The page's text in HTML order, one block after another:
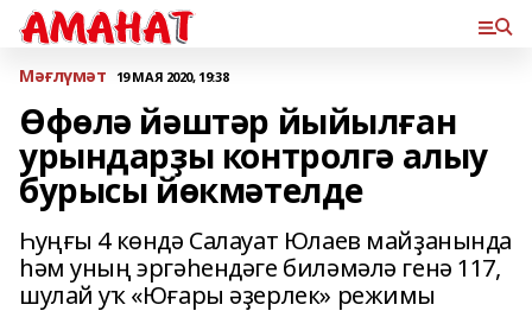
Мәғлүмәт 19 МАЯ 2020, 19:38
Өфөлә йәштәр йыйылған
урындарҙы контролгә алыу
бурысы йөкмәтелде
Һуңғы 4 көндә Салауат Юлаев майҙанында
һәм уның эргәһендәге биләмәлә генә 117,
шулай уҡ «Юғары әҙерлек» режимы